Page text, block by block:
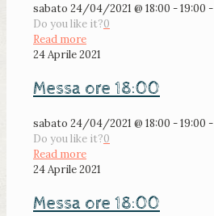
sabato 24/04/2021 @ 18:00 - 19:00 -
Do you like it?0
Read more
24 Aprile 2021
Messa ore 18:00
sabato 24/04/2021 @ 18:00 - 19:00 -
Do you like it?0
Read more
24 Aprile 2021
Messa ore 18:00